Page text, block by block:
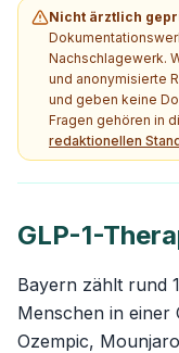
Nicht ärztlich
Nachschlagewerk.
und anonymisierte
und geben keine
Fragen gehören in
redaktionellen
GLP-1-
Bayern zählt rund
Menschen in einer
Ozempic,